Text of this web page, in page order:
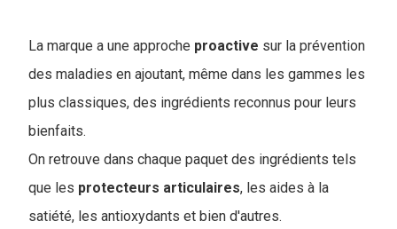
La marque a une approche proactive sur la prévention
des maladies en ajoutant, même dans les gammes les
plus classiques, des ingrédients reconnus pour leurs
bienfaits.
On retrouve dans chaque paquet des ingrédients tels
que les protecteurs articulaires, les aides à la
satiété, les antioxydants et bien d'autres.